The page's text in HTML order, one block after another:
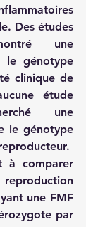
Des études
une
le génotype
clinique de
étude
une
le génotype
une FMF
par